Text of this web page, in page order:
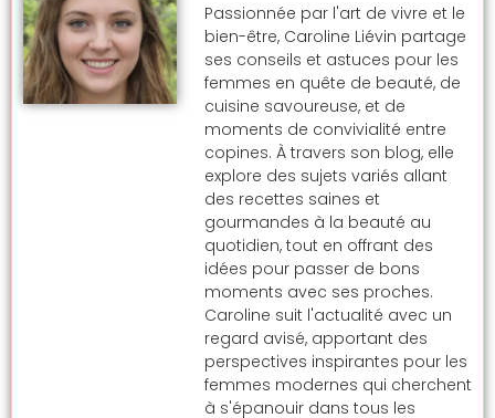
Passionnée par l'art de vivre et le
bien-être, Caroline Liévin partage
ses conseils et astuces pour les
femmes en quête de beauté, de
cuisine savoureuse, et de
moments de convivialité entre
copines. À travers son blog, elle
explore des sujets variés allant
des recettes saines et
gourmandes à la beauté au
quotidien, tout en offrant des
idées pour passer de bons
moments avec ses proches.
Caroline suit l'actualité avec un
regard avisé, apportant des
perspectives inspirantes pour les
femmes modernes qui cherchent
à s'épanouir dans tous les